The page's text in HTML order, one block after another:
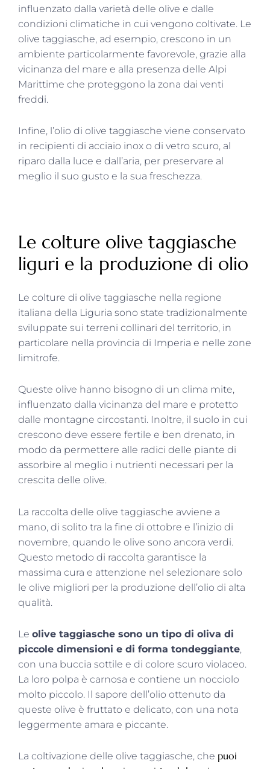
influenzato dalla varietà delle olive e dalle
condizioni climatiche in cui vengono coltivate. Le
olive taggiasche, ad esempio, crescono in un
ambiente particolarmente favorevole, grazie alla
vicinanza del mare e alla presenza delle Alpi
Marittime che proteggono la zona dai venti
freddi.
Infine, l’olio di olive taggiasche viene conservato
in recipienti di acciaio inox o di vetro scuro, al
riparo dalla luce e dall’aria, per preservare al
meglio il suo gusto e la sua freschezza.
Le colture olive taggiasche
liguri e la produzione di olio
Le colture di olive taggiasche nella regione
italiana della Liguria sono state tradizionalmente
sviluppate sui terreni collinari del territorio, in
particolare nella provincia di Imperia e nelle zone
limitrofe.
Queste olive hanno bisogno di un clima mite,
influenzato dalla vicinanza del mare e protetto
dalle montagne circostanti. Inoltre, il suolo in cui
crescono deve essere fertile e ben drenato, in
modo da permettere alle radici delle piante di
assorbire al meglio i nutrienti necessari per la
crescita delle olive.
La raccolta delle olive taggiasche avviene a
mano, di solito tra la fine di ottobre e l’inizio di
novembre, quando le olive sono ancora verdi.
Questo metodo di raccolta garantisce la
massima cura e attenzione nel selezionare solo
le olive migliori per la produzione dell’olio di alta
qualità.
Le olive taggiasche sono un tipo di oliva di
piccole dimensioni e di forma tondeggiante,
con una buccia sottile e di colore scuro violaceo.
La loro polpa è carnosa e contiene un nocciolo
molto piccolo. Il sapore dell’olio ottenuto da
queste olive è fruttato e delicato, con una nota
leggermente amara e piccante.
La coltivazione delle olive taggiasche, che puoi